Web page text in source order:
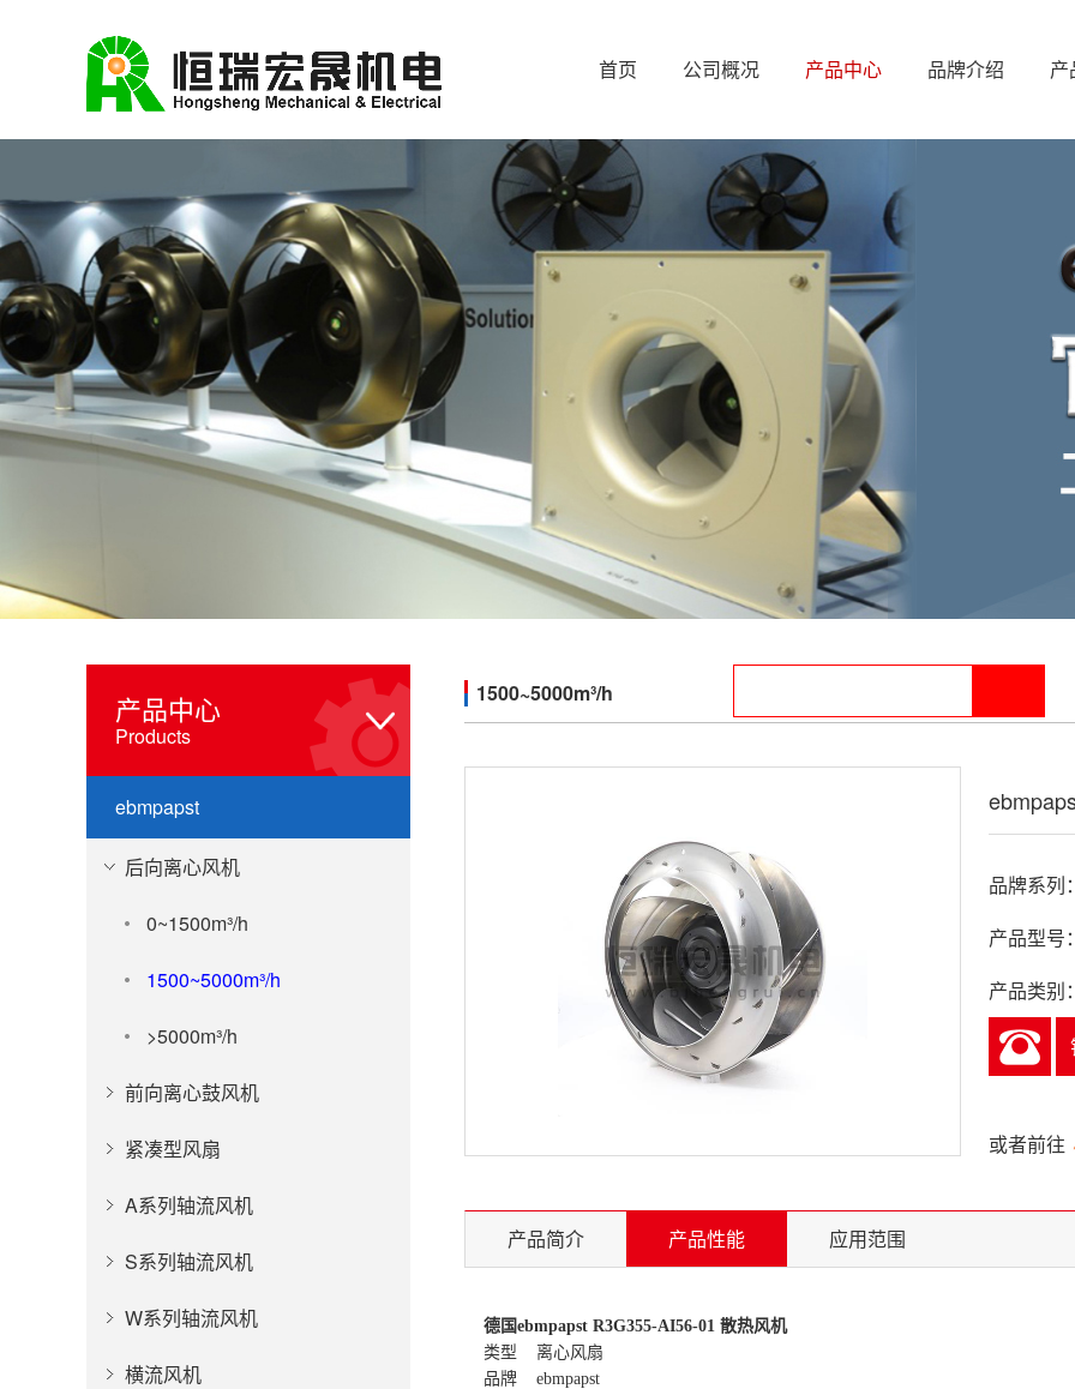
首页 公司概况 产品中心 品牌介绍 产
产品中心
Products
ebmpapst
后向离心风机
0~1500m³/h
1500~5000m³/h
>5000m³/h
前向离心鼓风机
紧凑型风扇
A系列轴流风机
S系列轴流风机
W系列轴流风机
横流风机
1500~5000m³/h
品牌系列
产品型号
产品类别
或者前往
产品简介 产品性能 应用范围
德国ebmpapst R3G355-AI56-01 散热风机
类型 离心风扇
品牌 ebmpapst